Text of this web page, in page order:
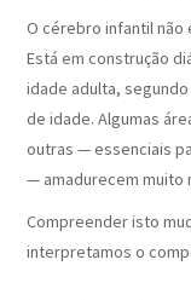
O cérebro infantil não
Está em construção
idade adulta,
de idade. Algumas
outras — essenciais
— amadurecem muito
Compreender isto
interpretamos o